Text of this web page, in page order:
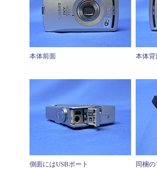
本体前面 本体背
側面にはUSBポート
同梱